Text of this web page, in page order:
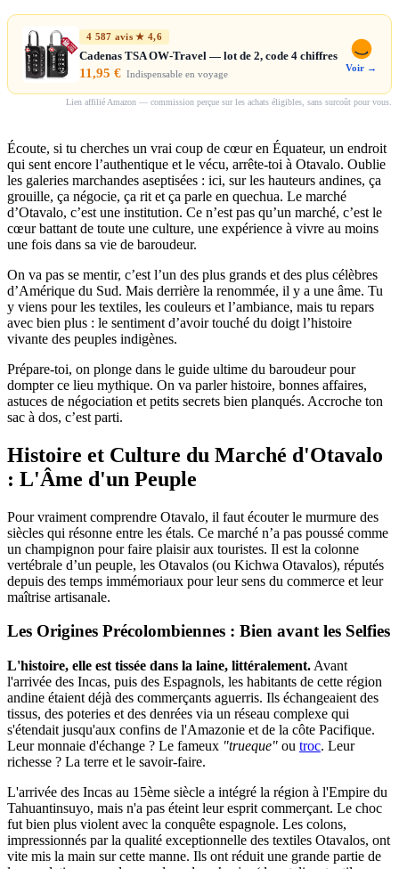
4 587 avis ★ 4,6
Cadenas TSA OW-Travel — lot de 2, code 4 chiffres
11,95 € Indispensable en voyage
Voir →
Lien affilié Amazon — commission perçue sur les achats éligibles, sans surcoût pour vous.
Écoute, si tu cherches un vrai coup de cœur en Équateur, un endroit
qui sent encore l’authentique et le vécu, arrête-toi à Otavalo. Oublie
les galeries marchandes aseptisées : ici, sur les hauteurs andines, ça
grouille, ça négocie, ça rit et ça parle en quechua. Le marché
d’Otavalo, c’est une institution. Ce n’est pas qu’un marché, c’est le
cœur battant de toute une culture, une expérience à vivre au moins
une fois dans sa vie de baroudeur.
On va pas se mentir, c’est l’un des plus grands et des plus célèbres
d’Amérique du Sud. Mais derrière la renommée, il y a une âme. Tu
y viens pour les textiles, les couleurs et l’ambiance, mais tu repars
avec bien plus : le sentiment d’avoir touché du doigt l’histoire
vivante des peuples indigènes.
Prépare-toi, on plonge dans le guide ultime du baroudeur pour
dompter ce lieu mythique. On va parler histoire, bonnes affaires,
astuces de négociation et petits secrets bien planqués. Accroche ton
sac à dos, c’est parti.
Histoire et Culture du Marché d'Otavalo
: L'Âme d'un Peuple
Pour vraiment comprendre Otavalo, il faut écouter le murmure des
siècles qui résonne entre les étals. Ce marché n’a pas poussé comme
un champignon pour faire plaisir aux touristes. Il est la colonne
vertébrale d’un peuple, les Otavalos (ou Kichwa Otavalos), réputés
depuis des temps immémoriaux pour leur sens du commerce et leur
maîtrise artisanale.
Les Origines Précolombiennes : Bien avant les Selfies
L'histoire, elle est tissée dans la laine, littéralement. Avant
l'arrivée des Incas, puis des Espagnols, les habitants de cette région
andine étaient déjà des commerçants aguerris. Ils échangeaient des
tissus, des poteries et des denrées via un réseau complexe qui
s'étendait jusqu'aux confins de l'Amazonie et de la côte Pacifique.
Leur monnaie d'échange ? Le fameux "trueque" ou troc. Leur
richesse ? La terre et le savoir-faire.
L'arrivée des Incas au 15ème siècle a intégré la région à l'Empire du
Tahuantinsuyo, mais n'a pas éteint leur esprit commerçant. Le choc
fut bien plus violent avec la conquête espagnole. Les colons,
impressionnés par la qualité exceptionnelle des textiles Otavalos, ont
vite mis la main sur cette manne. Ils ont réduit une grande partie de